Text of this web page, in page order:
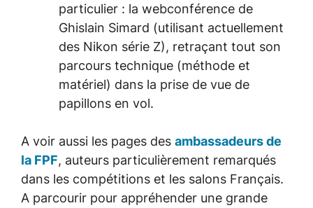
particulier : la webconférence de
Ghislain Simard (utilisant actuellement
des Nikon série Z), retraçant tout son
parcours technique (méthode et
matériel) dans la prise de vue de
papillons en vol.
A voir aussi les pages des ambassadeurs de
la FPF, auteurs particulièrement remarqués
dans les compétitions et les salons Français.
A parcourir pour appréhender une grande